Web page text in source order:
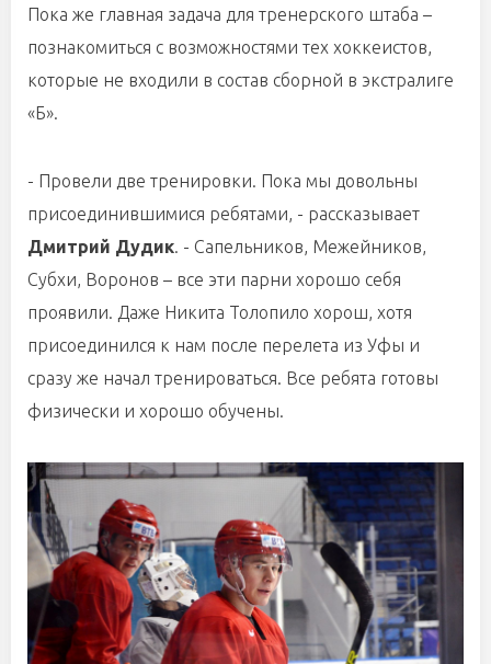
Пока же главная задача для тренерского штаба –
познакомиться с возможностями тех хоккеистов,
которые не входили в состав сборной в экстралиге
«Б».
- Провели две тренировки. Пока мы довольны
присоединившимися ребятами, - рассказывает
Дмитрий Дудик. - Сапельников, Межейников,
Субхи, Воронов – все эти парни хорошо себя
проявили. Даже Никита Толопило хорош, хотя
присоединился к нам после перелета из Уфы и
сразу же начал тренироваться. Все ребята готовы
физически и хорошо обучены.